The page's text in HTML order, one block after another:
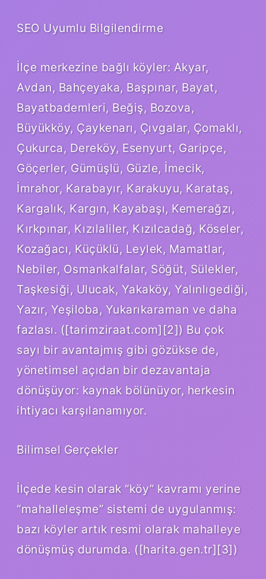
SEO Uyumlu Bilgilendirme
İlçe merkezine bağlı köyler: Akyar,
Avdan, Bahçeyaka, Başpınar, Bayat,
Bayatbademleri, Beğiş, Bozova,
Büyükköy, Çaykenarı, Çıvgalar, Çomaklı,
Çukurca, Dereköy, Esenyurt, Garipçe,
Göçerler, Gümüşlü, Güzle, İmecik,
İmrahor, Karabayır, Karakuyu, Karataş,
Kargalık, Kargın, Kayabaşı, Kemerağzı,
Kırkpınar, Kızılaliler, Kızılcadağ, Köseler,
Kozağacı, Küçüklü, Leylek, Mamatlar,
Nebiler, Osmankalfalar, Söğüt, Sülekler,
Taşkesiği, Ulucak, Yakaköy, Yalınlıgediği,
Yazır, Yeşiloba, Yukarıkaraman ve daha
fazlası. ([tarimziraat.com][2]) Bu çok
sayı bir avantajmış gibi gözükse de,
yönetimsel açıdan bir dezavantaja
dönüşüyor: kaynak bölünüyor, herkesin
ihtiyacı karşılanamıyor.
Bilimsel Gerçekler
İlçede kesin olarak “köy” kavramı yerine
“mahalleleşme” sistemi de uygulanmış:
bazı köyler artık resmi olarak mahalleye
dönüşmüş durumda. ([harita.gen.tr][3])